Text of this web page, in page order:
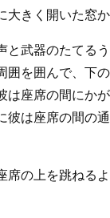
きく開いた窓か
と武器のたてる
囲を囲んで、下
は座席の間にか
彼は座席の間の
席の上を跳ねる